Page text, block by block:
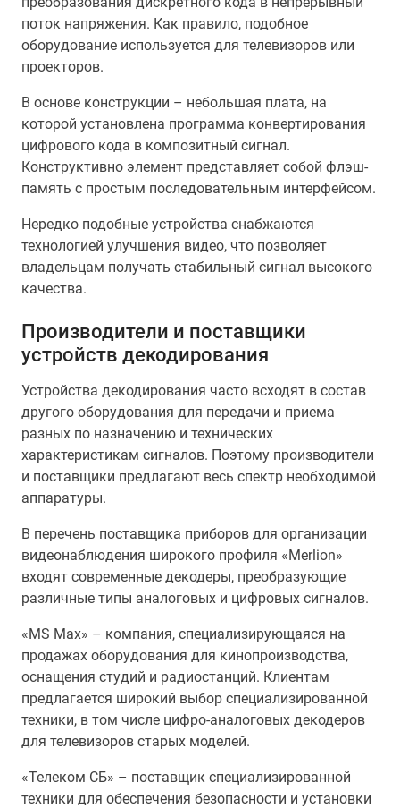
поток напряжения. Как правило, подобное
оборудование используется для телевизоров или
проекторов.
В основе конструкции – небольшая плата, на
которой установлена программа конвертирования
цифрового кода в композитный сигнал.
Конструктивно элемент представляет собой флэш-
память с простым последовательным интерфейсом.
Нередко подобные устройства снабжаются
технологией улучшения видео, что позволяет
владельцам получать стабильный сигнал высокого
качества.
Производители и поставщики
устройств декодирования
Устройства декодирования часто всходят в состав
другого оборудования для передачи и приема
разных по назначению и технических
характеристикам сигналов. Поэтому производители
и поставщики предлагают весь спектр необходимой
аппаратуры.
В перечень поставщика приборов для организации
видеонаблюдения широкого профиля «Merlion»
входят современные декодеры, преобразующие
различные типы аналоговых и цифровых сигналов.
«MS Max» – компания, специализирующаяся на
продажах оборудования для кинопроизводства,
оснащения студий и радиостанций. Клиентам
предлагается широкий выбор специализированной
техники, в том числе цифро-аналоговых декодеров
для телевизоров старых моделей.
«Телеком СБ» – поставщик специализированной
техники для обеспечения безопасности и установки